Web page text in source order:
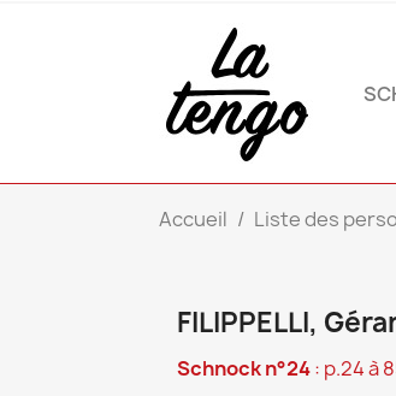
Accueil Liste des
FILIPPELLI,
Schnock n°24: p.24 à